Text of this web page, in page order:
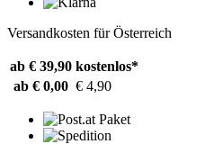
Versandkosten für Österreich
ab € 39,90 kostenlos*
ab € 0,00 € 4,90